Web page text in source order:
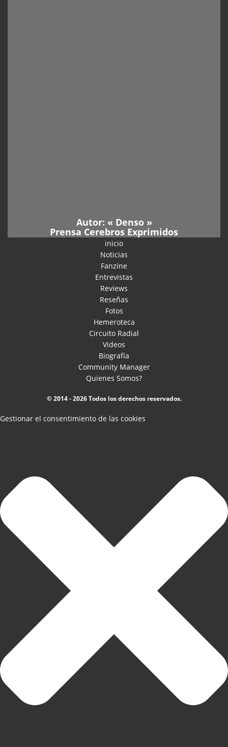
Autor: « Denso»
Prensa Cerebros Exprimidos
inicio
Noticias
Fanzine
Entrevistas
Reviews
Reseñas
Fotos
Hemeroteca
Circuito Radial
Videos
Biografía
Community Manager
Quienes Somos?
© 2014 - 2026 Todos los derechos reservados.
Gestionar el consentimiento de las cookies